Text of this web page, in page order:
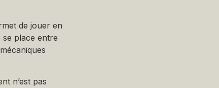
de jouer en
place entre
n’est pas